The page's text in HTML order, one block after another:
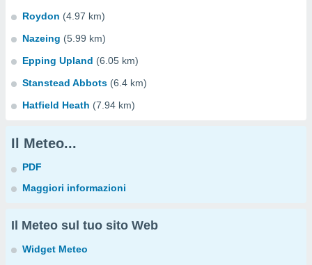
Roydon (4.97 km)
Nazeing (5.99 km)
Epping Upland (6.05 km)
Stanstead Abbots (6.4 km)
Hatfield Heath (7.94 km)
Il Meteo...
PDF
Maggiori informazioni
Il Meteo sul tuo sito Web
Widget Meteo